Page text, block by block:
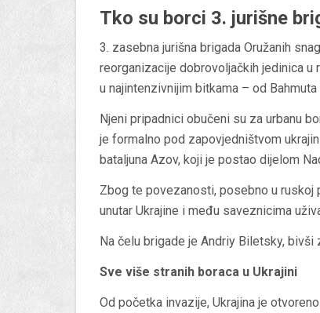
Tko su borci 3. jurišne
3. zasebna jurišna brigada Oružanih
reorganizacije dobrovoljačkih jedinica
u najintenzivnijim bitkama – od
Njeni pripadnici obučeni su za urbanu
je formalno pod zapovjedništvom
bataljuna Azov, koji je postao dijelom
Zbog te povezanosti, posebno u ruskoj
unutar Ukrajine i među saveznicima
Na čelu brigade je Andriy Biletsky,
Sve više stranih boraca u Ukrajini
Od početka invazije, Ukrajina je